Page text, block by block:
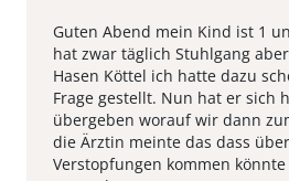
Guten Abend mein Kind ist 1
hat zwar täglich Stuhlgang
Hasen Köttel ich hatte dazu
Frage gestellt. Nun hat er sich
übergeben worauf wir dann
die Ärztin meinte das dass
Verstopfungen kommen